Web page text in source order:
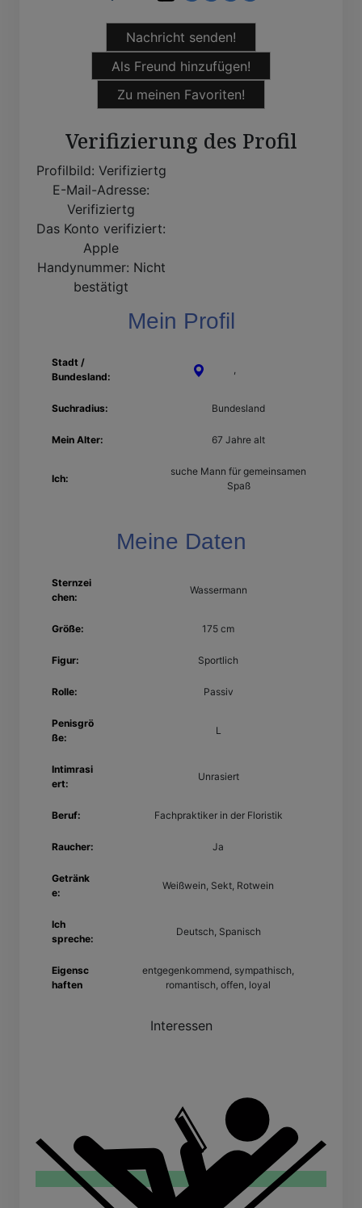
Nachricht senden!
Als Freund hinzufügen!
Zu meinen Favoriten!
Verifizierung des Profil
Profilbild: Verifiziertg
E-Mail-Adresse:
Verifiziertg
Das Konto verifiziert:
Apple
Handynummer: Nicht
bestätigt
Mein Profil
Stadt /
Bundesland:
,
Suchradius: Bundesland
Mein Alter: 67 Jahre alt
Ich:
suche Mann für gemeinsamen
Spaß
Meine Daten
Sternzei
chen:
Wassermann
Größe: 175 cm
Figur: Sportlich
Rolle: Passiv
Penisgrö
ße:
L
Intimrasi
ert:
Unrasiert
Beruf: Fachpraktiker in der Floristik
Raucher: Ja
Getränk
e:
Weißwein, Sekt, Rotwein
Ich
spreche:
Deutsch, Spanisch
Eigensc
haften
entgegenkommend, sympathisch,
romantisch, offen, loyal
Interessen